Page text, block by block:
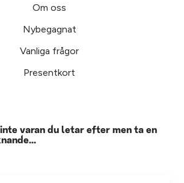
Om oss
Nybegagnat
Vanliga frågor
Presentkort
varan du letar efter men ta en